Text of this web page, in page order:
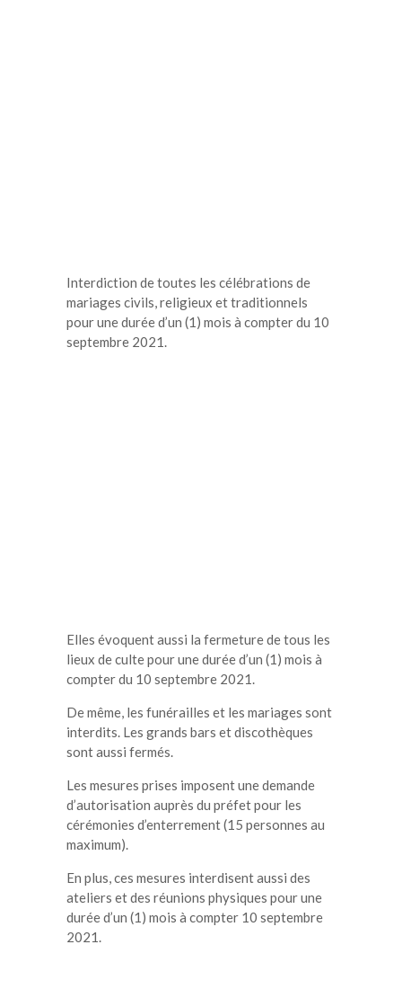
Interdiction de toutes les célébrations de
mariages civils, religieux et traditionnels
pour une durée d’un (1) mois à compter du 10
septembre 2021.
Elles évoquent aussi la fermeture de tous les
lieux de culte pour une durée d’un (1) mois à
compter du 10 septembre 2021.
De même, les funérailles et les mariages sont
interdits. Les grands bars et discothèques
sont aussi fermés.
Les mesures prises imposent une demande
d’autorisation auprès du préfet pour les
cérémonies d’enterrement (15 personnes au
maximum).
En plus, ces mesures interdisent aussi des
ateliers et des réunions physiques pour une
durée d’un (1) mois à compter 10 septembre
2021.